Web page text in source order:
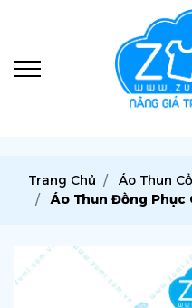
Trang Chủ
Áo Thun
Áo Thun Đồng Phục